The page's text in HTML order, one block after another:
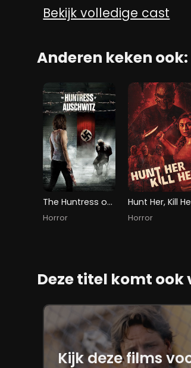
Bekijk volledige cast
Anderen keken ook:
The Huntress of Auschwitz
Horror
Hunt Her, Kill
Horror
Deze titel komt ook
Kijk deze films